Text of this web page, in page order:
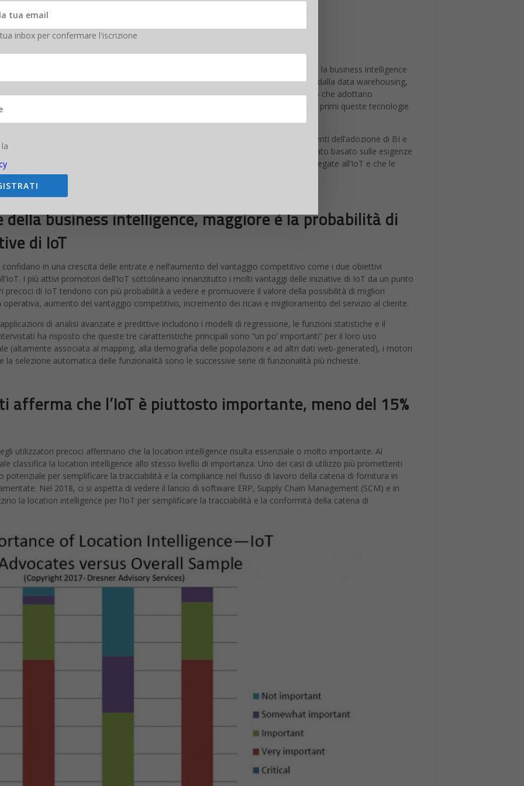
sostengono che la location intelligence, l’analisi dei dati in streaming e la business intelligence
al contrario, gli stessi non si aspettano significativi vantaggi derivanti dalla data warehousing,
con altri studi precedenti, sia la base più ampia degli interpellati, che coloro che adottano
importanza sulla reportistica e le dashboard; inoltre coloro che adottano fra i primi queste tecnologie
(BICC), le catene di produzione e fornitura sono tra i catalizzatori più potenti dell’adozione di BI e
della BI, maggiore è il potenziale per l’IoT di fornire un alto valore differenziato basato sulle esigenze
strategica sono anche aree chiave fra coloro che avallano le tecnologie legate all’IoT e che le
della business intelligence, maggiore è la probabilità di
di IoT
in una crescita delle entrate e nell’aumento del vantaggio competitivo come i due obiettivi
I più attivi promotori dell’IoT sottolineano innanzitutto i molti vantaggi delle iniziative di IoT da un punto
precoci di IoT tendono con più probabilità a vedere e promuovere il valore della possibilità di migliori
aumento del vantaggio competitivo, incremento dei ricavi e miglioramento del servizio al cliente.
di analisi avanzate e predittive includono i modelli di regressione, le funzioni statistiche e il
ha risposto che queste tre caratteristiche principali sono “un po’ importanti” per il loro uso
(altamente associata al mapping, alla demografia delle popolazioni e ad altri dati web-generated), i motori
la selezione automatica delle funzionalità sono le successive serie di funzionalità più richieste.
afferma che l’IoT è piuttosto importante, meno del 15%
utilizzatori precoci affermano che la location intelligence risulta essenziale o molto importante. Al
classifica la location intelligence allo stesso livello di importanza. Uno dei casi di utilizzo più promettenti
potenziale per semplificare la tracciabilità e la compliance nel flusso di lavoro della catena di fornitura in
Nel 2018, ci si aspetta di vedere il lancio di software ERP, Supply Chain Management (SCM) e in
la location intelligence per l’IoT per semplificare la tracciabilità e la conformità della catena di
inbox per confermare l'iscrizione